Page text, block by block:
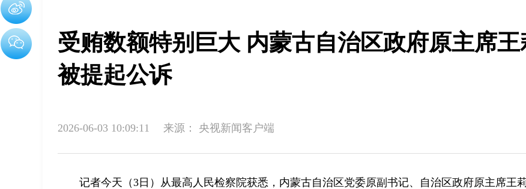
受贿数额特别巨大 内蒙古自治区政府原主席王
被提起公诉
2026-06-03 10:09:11 来源： 央视新闻客户端
记者今天（3日）从最高人民检察院获悉，内蒙古自治区党委原副书记、自治区政府原主席王